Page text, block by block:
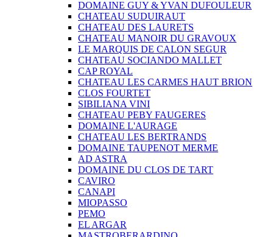
DOMAINE GUY & YVAN DUFOULEUR
CHATEAU SUDUIRAUT
CHATEAU DES LAURETS
CHATEAU MANOIR DU GRAVOUX
LE MARQUIS DE CALON SEGUR
CHATEAU SOCIANDO MALLET
CAP ROYAL
CHATEAU LES CARMES HAUT BRION
CLOS FOURTET
SIBILIANA VINI
CHATEAU PEBY FAUGERES
DOMAINE L'AURAGE
CHATEAU LES BERTRANDS
DOMAINE TAUPENOT MERME
AD ASTRA
DOMAINE DU CLOS DE TART
CAVIRO
CANAPI
MIOPASSO
PEMO
EL ARGAR